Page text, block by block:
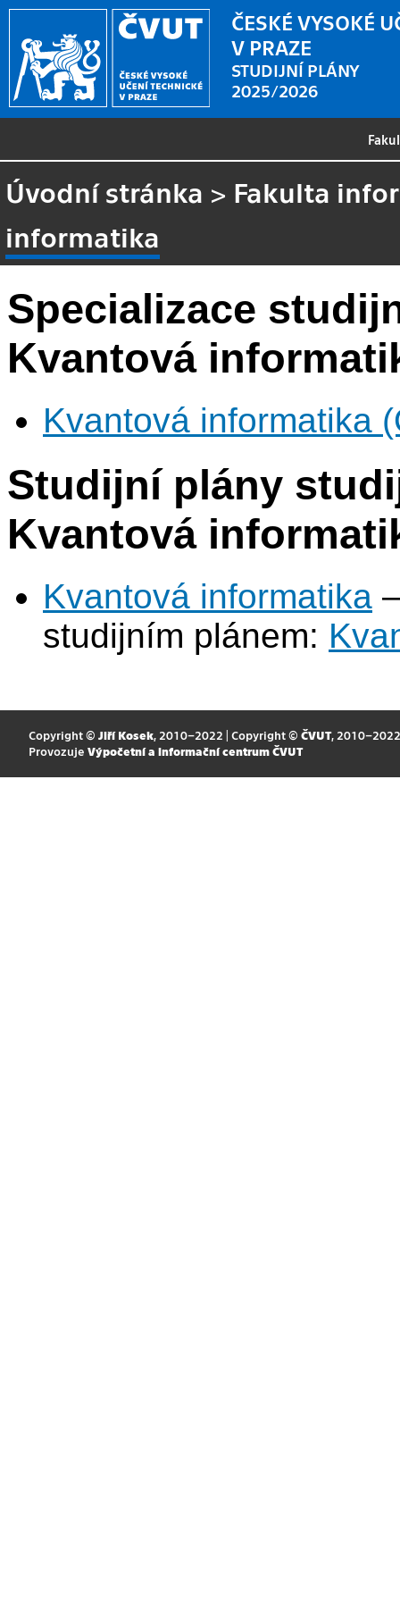
ČESKÉ VYSOKÉ
V PRAZE
STUDIJNÍ PLÁNY
2025/2026
Úvodní stránka > Fakulta
informatika
Specializace
Kvantová
Kvantová informatika
Studijní plány
Kvantová
Kvantová informatika
studijním plánem:
Copyright © Jiří Kosek, 2010–2022 | Copyright © ČVUT, 2010–2022
Provozuje Výpočetní a informační centrum ČVUT